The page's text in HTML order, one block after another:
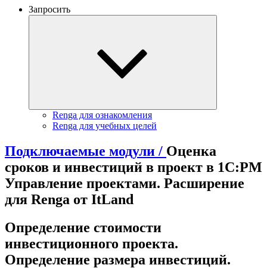
Запросить
Renga для ознакомления
Renga для учебных целей
Подключаемые модули / Оценка
сроков и инвестиций в проект в 1С:PM
Управление проектами. Расширение
для Renga от ItLand
Определение стоимости
инвестиционного проекта.
Определение размера инвестиций.